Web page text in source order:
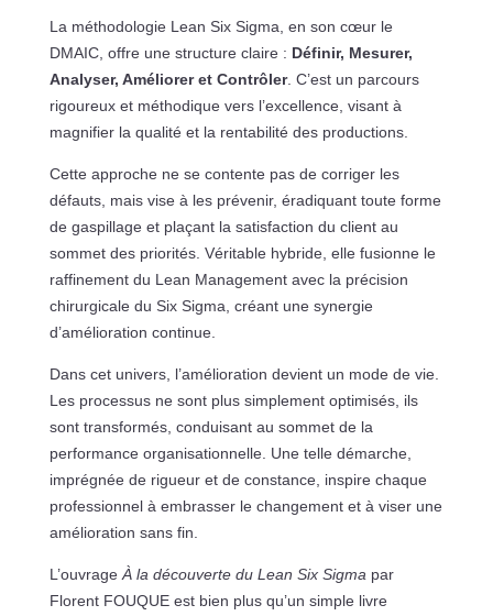
La méthodologie Lean Six Sigma, en son cœur le
DMAIC, offre une structure claire : Définir, Mesurer,
Analyser, Améliorer et Contrôler. C’est un parcours
rigoureux et méthodique vers l’excellence, visant à
magnifier la qualité et la rentabilité des productions.
Cette approche ne se contente pas de corriger les
défauts, mais vise à les prévenir, éradiquant toute forme
de gaspillage et plaçant la satisfaction du client au
sommet des priorités. Véritable hybride, elle fusionne le
raffinement du Lean Management avec la précision
chirurgicale du Six Sigma, créant une synergie
d’amélioration continue.
Dans cet univers, l’amélioration devient un mode de vie.
Les processus ne sont plus simplement optimisés, ils
sont transformés, conduisant au sommet de la
performance organisationnelle. Une telle démarche,
imprégnée de rigueur et de constance, inspire chaque
professionnel à embrasser le changement et à viser une
amélioration sans fin.
L’ouvrage À la découverte du Lean Six Sigma par
Florent FOUQUE est bien plus qu’un simple livre